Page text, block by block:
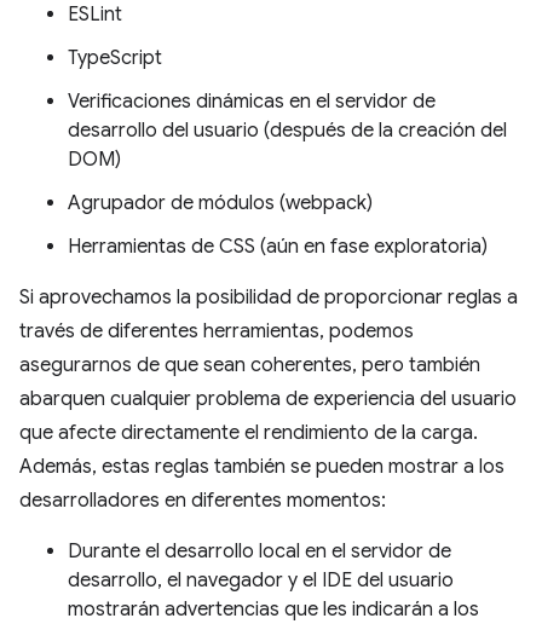
ESLint
TypeScript
Verificaciones dinámicas en el servidor de
desarrollo del usuario (después de la creación del
DOM)
Agrupador de módulos (webpack)
Herramientas de CSS (aún en fase exploratoria)
Si aprovechamos la posibilidad de proporcionar reglas a
través de diferentes herramientas, podemos
asegurarnos de que sean coherentes, pero también
abarquen cualquier problema de experiencia del usuario
que afecte directamente el rendimiento de la carga.
Además, estas reglas también se pueden mostrar a los
desarrolladores en diferentes momentos:
Durante el desarrollo local en el servidor de
desarrollo, el navegador y el IDE del usuario
mostrarán advertencias que les indicarán a los